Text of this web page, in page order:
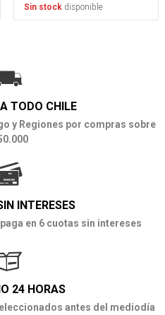
Sin stock disponible
TODO CHILE
y Regiones por compras sobre
INTERESES
en 6 cuotas sin intereses
24 HORAS
antes del mediodía